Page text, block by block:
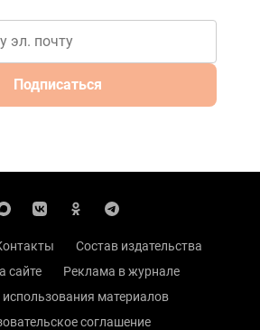
Подписаться
Состав издательства
сайте
Реклама в журнале
материалов
соглашение